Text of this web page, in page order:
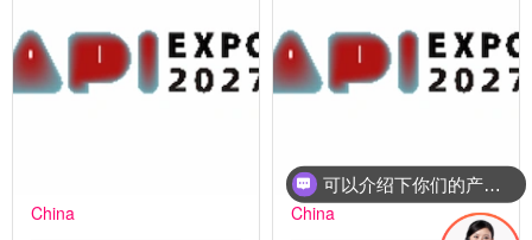
China China
可以介绍下你们的产品么